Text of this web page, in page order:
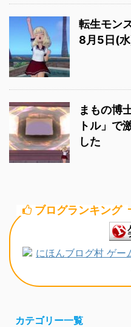
転生モン
8月5日(
まもの博
トル」で
した
ブログランキング
カテゴリー一覧